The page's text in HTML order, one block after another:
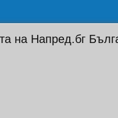
на Напред.бг